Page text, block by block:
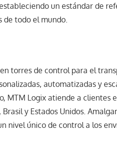
un estándar de
de todo el mundo.
torres de control para el
automatizadas y
MTM Logix atiende a clientes
y Estados Unidos.
nivel único de control a los